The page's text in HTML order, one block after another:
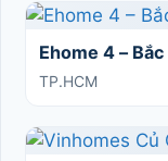
Ehome 4 – Bắc
TP.HCM